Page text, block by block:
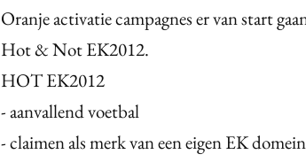
Oranje activatie campagnes er van start
Hot & Not EK2012.
HOT EK2012
- aanvallend voetbal
- claimen als merk van een eigen EK domein